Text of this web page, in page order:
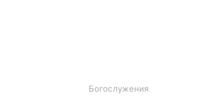
Богослужения